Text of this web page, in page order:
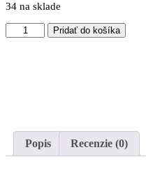
bola:
34 na sklade
množstvo
Prémia
Pridať do košíka
Popis Recenzie (0)